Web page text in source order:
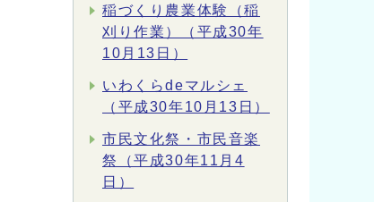
稲づくり農業体験（稲
刈り作業）（平成30年
10月13日）
いわくらdeマルシェ
（平成30年10月13日）
市民文化祭・市民音楽
祭（平成30年11月4
日）